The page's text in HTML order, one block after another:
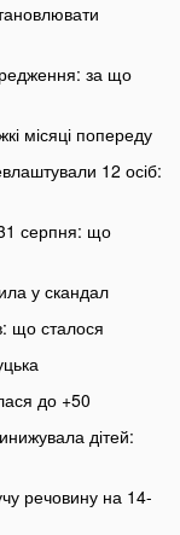
за що
місяці попереду
12 осіб:
серпня: що
у скандал
що сталося
до +50
дітей:
речовину на 14-